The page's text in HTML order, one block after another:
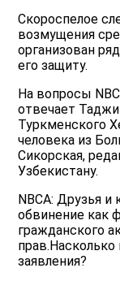
Скороспелое
возмущения
организован
его защиту.
На вопросы
отвечает
Туркменского
человека из
Сикорская,
Узбекистану.
NBCA: Друзья и
обвинение как
гражданского
заявления?